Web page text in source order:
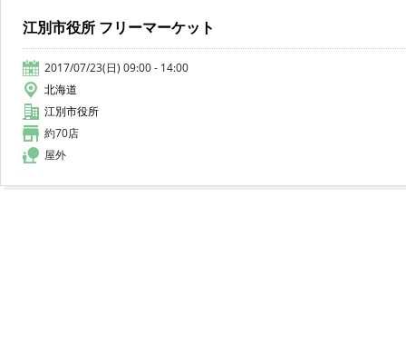
江別市役所 フリーマーケット
2017/07/23(日) 09:00 - 14:00
北海道
江別市役所
約70店
屋外